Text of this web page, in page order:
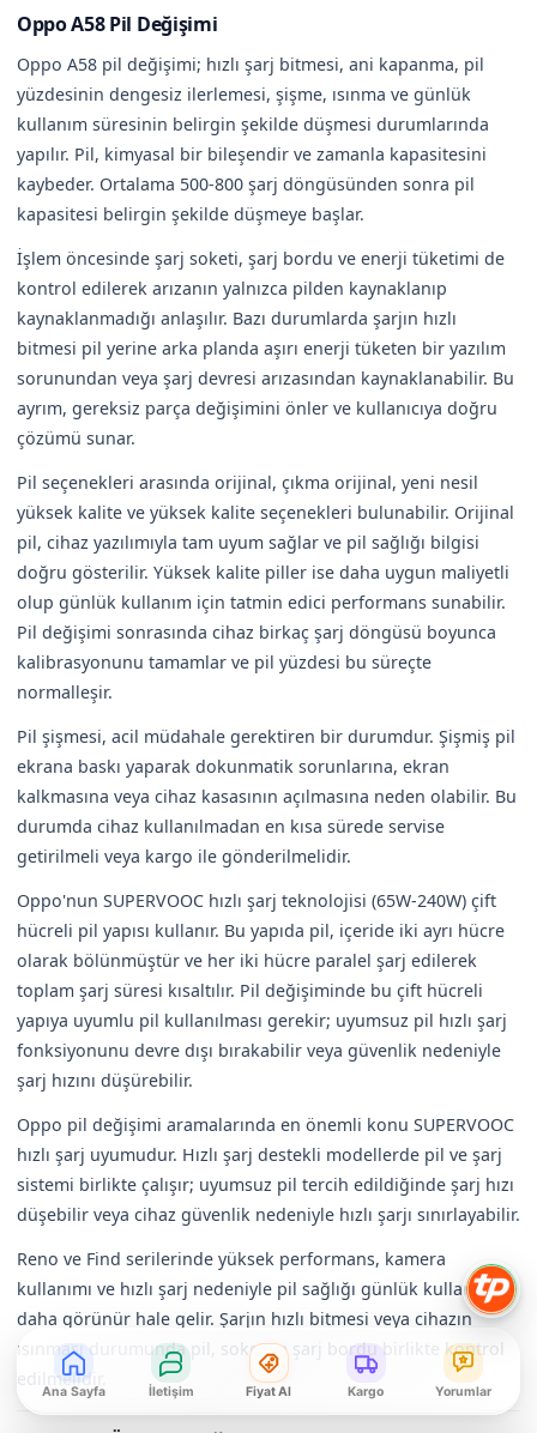
Oppo A58 Pil Değişimi
Oppo A58 pil değişimi; hızlı şarj bitmesi, ani kapanma, pil
yüzdesinin dengesiz ilerlemesi, şişme, ısınma ve günlük
kullanım süresinin belirgin şekilde düşmesi durumlarında
yapılır. Pil, kimyasal bir bileşendir ve zamanla kapasitesini
kaybeder. Ortalama 500-800 şarj döngüsünden sonra pil
kapasitesi belirgin şekilde düşmeye başlar.
İşlem öncesinde şarj soketi, şarj bordu ve enerji tüketimi de
kontrol edilerek arızanın yalnızca pilden kaynaklanıp
kaynaklanmadığı anlaşılır. Bazı durumlarda şarjın hızlı
bitmesi pil yerine arka planda aşırı enerji tüketen bir yazılım
sorunundan veya şarj devresi arızasından kaynaklanabilir. Bu
ayrım, gereksiz parça değişimini önler ve kullanıcıya doğru
çözümü sunar.
Pil seçenekleri arasında orijinal, çıkma orijinal, yeni nesil
yüksek kalite ve yüksek kalite seçenekleri bulunabilir. Orijinal
pil, cihaz yazılımıyla tam uyum sağlar ve pil sağlığı bilgisi
doğru gösterilir. Yüksek kalite piller ise daha uygun maliyetli
olup günlük kullanım için tatmin edici performans sunabilir.
Pil değişimi sonrasında cihaz birkaç şarj döngüsü boyunca
kalibrasyonunu tamamlar ve pil yüzdesi bu süreçte
normalleşir.
Pil şişmesi, acil müdahale gerektiren bir durumdur. Şişmiş pil
ekrana baskı yaparak dokunmatik sorunlarına, ekran
kalkmasına veya cihaz kasasının açılmasına neden olabilir. Bu
durumda cihaz kullanılmadan en kısa sürede servise
getirilmeli veya kargo ile gönderilmelidir.
Oppo'nun SUPERVOOC hızlı şarj teknolojisi (65W-240W) çift
hücreli pil yapısı kullanır. Bu yapıda pil, içeride iki ayrı hücre
olarak bölünmüştür ve her iki hücre paralel şarj edilerek
toplam şarj süresi kısaltılır. Pil değişiminde bu çift hücreli
yapıya uyumlu pil kullanılması gerekir; uyumsuz pil hızlı şarj
fonksiyonunu devre dışı bırakabilir veya güvenlik nedeniyle
şarj hızını düşürebilir.
Oppo pil değişimi aramalarında en önemli konu SUPERVOOC
hızlı şarj uyumudur. Hızlı şarj destekli modellerde pil ve şarj
sistemi birlikte çalışır; uyumsuz pil tercih edildiğinde şarj hızı
düşebilir veya cihaz güvenlik nedeniyle hızlı şarjı sınırlayabilir.
Reno ve Find serilerinde yüksek performans, kamera
kullanımı ve hızlı şarj nedeniyle pil sağlığı günlük kullanımda
daha görünür hale gelir. Şarjın hızlı bitmesi veya cihazın
ısınması durumunda pil, soket ve şarj bordu birlikte kontrol
edilmelidir.
Ana Sayfa İletişim Fiyat Al Kargo Yorumlar